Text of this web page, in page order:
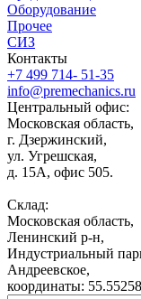
Оборудование
Прочее
СИЗ
Контакты
+7 499 714- 51-35
info@premechanics.ru
Центральный офис:
Московская область,
г. Дзержинский,
ул. Угрешская,
д. 15А, офис 505.
Склад:
Московская область,
Ленинский р-н,
Индустриальный
Андреевское,
координаты: